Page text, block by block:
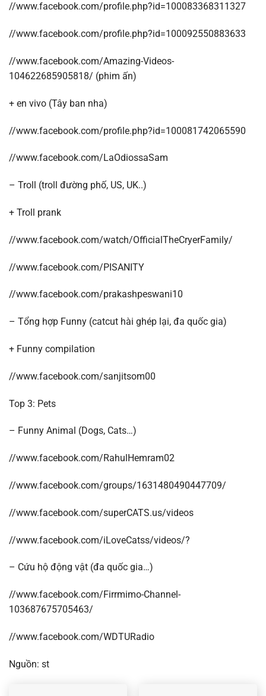
//www.facebook.com/profile.php?id=100083368311327
//www.facebook.com/profile.php?id=100092550883633
//www.facebook.com/Amazing-Videos-
104622685905818/ (phim ấn)
+ en vivo (Tây ban nha)
//www.facebook.com/profile.php?id=100081742065590
//www.facebook.com/LaOdiossaSam
– Troll (troll đường phố, US, UK..)
+ Troll prank
//www.facebook.com/watch/OfficialTheCryerFamily/
//www.facebook.com/PISANITY
//www.facebook.com/prakashpeswani10
– Tổng hợp Funny (catcut hài ghép lại, đa quốc gia)
+ Funny compilation
//www.facebook.com/sanjitsom00
Top 3: Pets
– Funny Animal (Dogs, Cats…)
//www.facebook.com/RahulHemram02
//www.facebook.com/groups/1631480490447709/
//www.facebook.com/superCATS.us/videos
//www.facebook.com/iLoveCatss/videos/?
– Cứu hộ động vật (đa quốc gia…)
//www.facebook.com/Firrmimo-Channel-
103687675705463/
//www.facebook.com/WDTURadio
Nguồn: st